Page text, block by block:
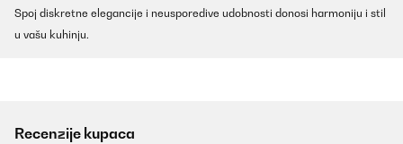
Spoj diskretne elegancije i neusporedive udobnosti donosi harmoniju i stil
u vašu kuhinju.
Recenzije kupaca